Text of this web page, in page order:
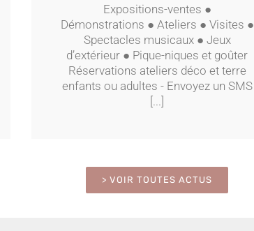
Expositions-ventes ●
Démonstrations ● Ateliers ● Visites ●
Spectacles musicaux ● Jeux
d’extérieur ● Pique-niques et goûter
Réservations ateliers déco et terre
enfants ou adultes - Envoyez un SMS
[...]
> VOIR TOUTES ACTUS